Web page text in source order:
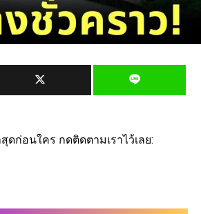
ก่อนใคร กดติดตามเราไว้เลย: